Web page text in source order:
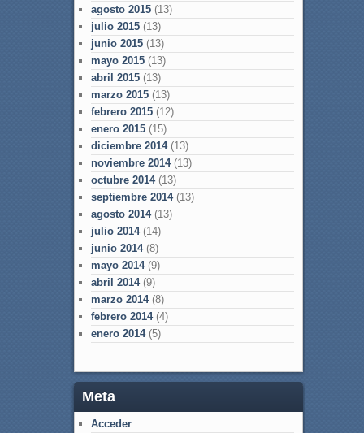
agosto 2015(13)
julio 2015(13)
junio 2015(13)
mayo 2015(13)
abril 2015(13)
marzo 2015(13)
febrero 2015(12)
enero 2015(15)
diciembre 2014(13)
noviembre 2014(13)
octubre 2014(13)
septiembre 2014(13)
agosto 2014(13)
julio 2014(14)
junio 2014(8)
mayo 2014(9)
abril 2014(9)
marzo 2014(8)
febrero 2014(4)
enero 2014(5)
Meta
Acceder